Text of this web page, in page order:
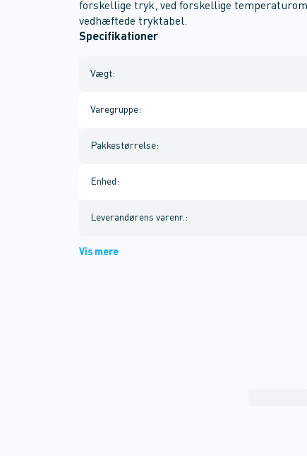
forskellige tryk, ved forskellige
vedhæftede tryktabel.
Specifikationer
Vægt:
Varegruppe:
Pakkestørrelse:
Enhed :
Leverandørens varenr. :
Vis mere